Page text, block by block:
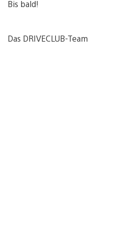
Bis bald!
Das DRIVECLUB-Team